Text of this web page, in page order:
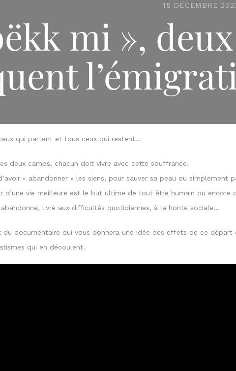
15 DÉCEMBRE
mi »,
qui partent et tous ceux qui restent…
deux camps, chacun doit vivre avec cette souffrance.
« abandonner » les siens, pour sauver sa peau ou simplement
d’une vie meilleure est le but ultime de tout être humain ou encore
abandonné, livré aux difficultés quotidiennes, à la honte sociale…
du documentaire qui vous donnera une idée des effets de ce départ
qui en découlent.